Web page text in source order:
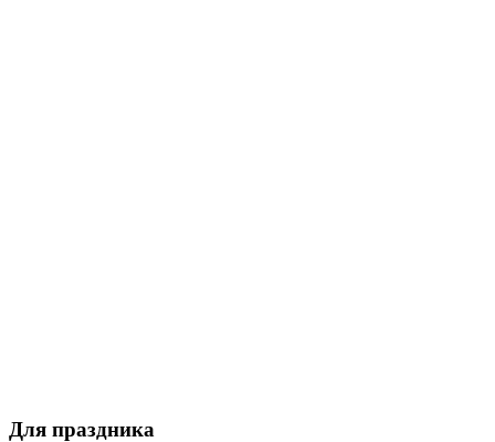
Для праздника